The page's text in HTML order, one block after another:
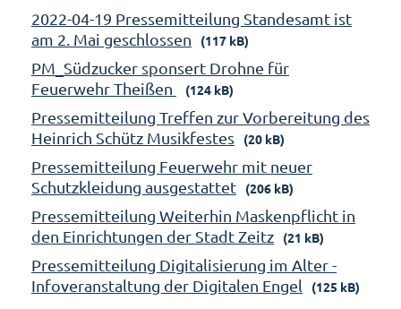
2022-04-19 Pressemitteilung Standesamt ist
am 2. Mai geschlossen
(117 kB)
PM_Südzucker sponsert Drohne für
Feuerwehr Theißen
(124 kB)
Pressemitteilung Treffen zur Vorbereitung des
Heinrich Schütz Musikfestes
(20 kB)
Pressemitteilung Feuerwehr mit neuer
Schutzkleidung ausgestattet
(206 kB)
Pressemitteilung Weiterhin Maskenpflicht in
den Einrichtungen der Stadt Zeitz
(21 kB)
Pressemitteilung Digitalisierung im Alter -
Infoveranstaltung der Digitalen Engel
(125 kB)